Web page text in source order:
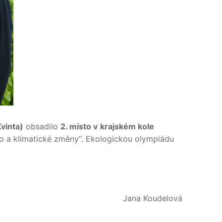
obsadilo 2. místo v krajském kole
klimatické změny“. Ekologickou olympiádu
Jana Koudelová